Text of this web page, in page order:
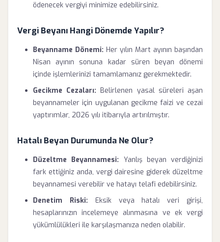
ödenecek vergiyi minimize edebilirsiniz.
Vergi Beyanı Hangi Dönemde Yapılır?
Beyanname Dönemi: Her yılın Mart ayının başından
Nisan ayının sonuna kadar süren beyan dönemi
içinde işlemlerinizi tamamlamanız gerekmektedir.
Gecikme Cezaları: Belirlenen yasal süreleri aşan
beyannameler için uygulanan gecikme faizi ve cezai
yaptırımlar, 2026 yılı itibarıyla artırılmıştır.
Hatalı Beyan Durumunda Ne Olur?
Düzeltme Beyannamesi: Yanlış beyan verdiğinizi
fark ettiğiniz anda, vergi dairesine giderek düzeltme
beyannamesi verebilir ve hatayı telafi edebilirsiniz.
Denetim Riski: Eksik veya hatalı veri girişi,
hesaplarınızın incelemeye alınmasına ve ek vergi
yükümlülükleri ile karşılaşmanıza neden olabilir.